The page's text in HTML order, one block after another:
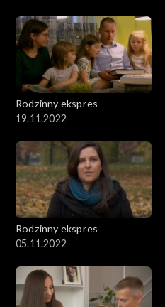
Rodzinny ekspres
19.11.2022
Rodzinny ekspres
05.11.2022